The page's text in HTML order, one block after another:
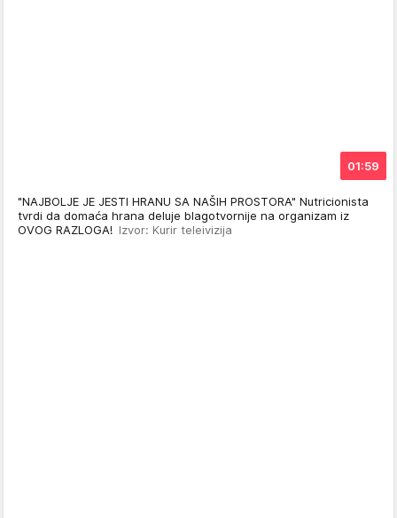
01:59
"NAJBOLJE JE JESTI HRANU SA NAŠIH PROSTORA" Nutricionista
tvrdi da domaća hrana deluje blagotvornije na organizam iz
OVOG RAZLOGA! Izvor: Kurir teleivizija